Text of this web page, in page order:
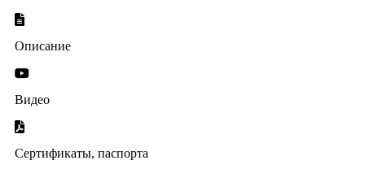
Описание
Видео
Сертификаты, паспорта